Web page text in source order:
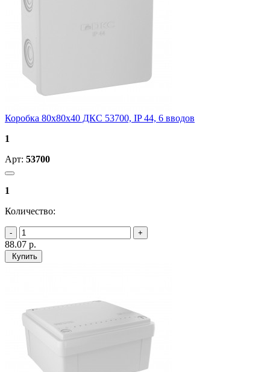
Коробка 80х80х40 ДКС 53700, IP 44, 6 вводов
1
Арт: 53700
1
Количество:
88.07 р.
Купить